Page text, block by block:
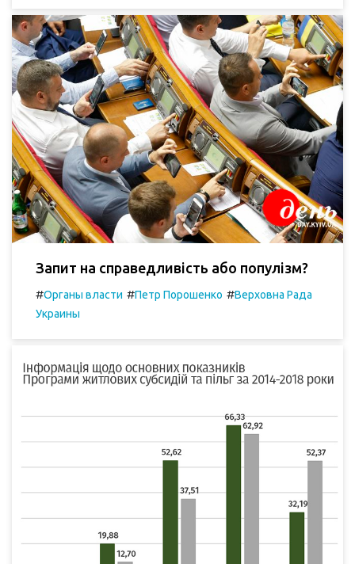
Запит на справедливість або популізм?
#Органы власти #Петр Порошенко #Верховна Рада
Украины